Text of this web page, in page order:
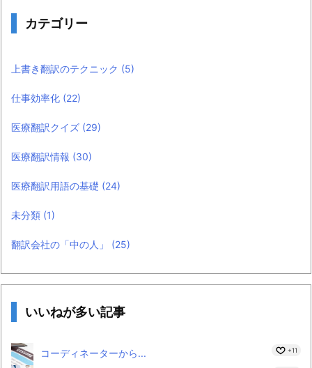
カテゴリー
上書き翻訳のテクニック (5)
仕事効率化 (22)
医療翻訳クイズ (29)
医療翻訳情報 (30)
医療翻訳用語の基礎 (24)
未分類 (1)
翻訳会社の「中の人」 (25)
いいねが多い記事
コーディネーターから... +11